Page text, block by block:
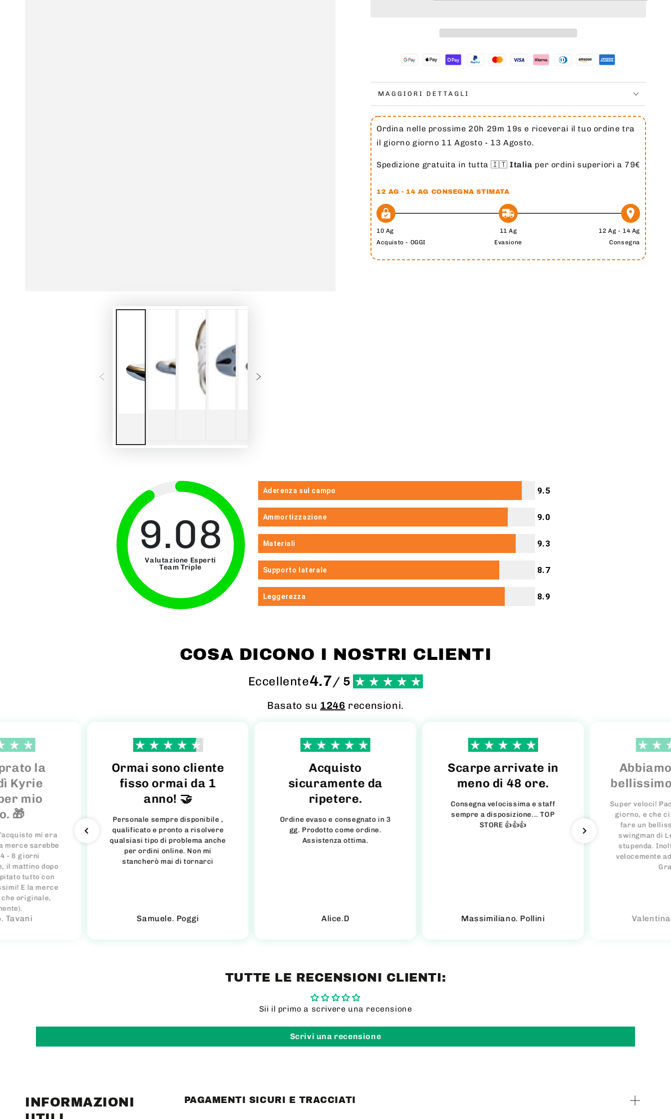
ULTRA
CHAMPION&quot;
WADE
ULTRA
CHAMPION&quot;
MAGGIORI DETTAGLI
Ordina nelle prossime 20h 29m 18s e riceverai il tuo ordine tra
il giorno giorno 11 Agosto - 13 Agosto.
Spedizione gratuita in tutta 🇮🇹Italia per ordini superiori a 79€
12 AG - 14 AG CONSEGNA STIMATA
10 Ag
Acquisto - OGGI
11 Ag
Evasione
12 Ag - 14 Ag
Consegna
9.08
Valutazione Esperti
Team Triple
Aderenza sul campo 9.5
Ammortizzazione 9.0
Materiali 9.3
Supporto laterale 8.7
Leggerezza 8.9
COSA DICONO I NOSTRI CLIENTI
Eccellente4.7/ 5
Basato su 1246 recensioni.
la
Kyrie
mio
🎁
mi era
merce sarebbe
- 8 giorni
il mattino dopo
tutto con
E la merce
originale,
Tavani
Ormai sono cliente
fisso ormai da 1
anno! 🤝
Personale sempre disponibile ,
qualificato e pronto a risolvere
qualsiasi tipo di problema anche
per ordini online. Non mi
stancherò mai di tornarci
Samuele. Poggi
Acquisto
sicuramente da
ripetere.
Ordine evaso e consegnato in 3
gg. Prodotto come ordine.
Assistenza ottima.
Alice.D
Scarpe arrivate in
meno di 48 ore.
Consegna velocissima e staff
sempre a disposizione... TOP
STORE 👍👍👍
Massimiliano. Pollini
bellissimo
Super veloci!
giorno, e che
fare un
swingman di
stupenda.
velocemente
TUTTE LE RECENSIONI CLIENTI:
Sii il primo a scrivere una recensione
Scrivi una recensione
INFORMAZIONI
PAGAMENTI SICURI E TRACCIATI